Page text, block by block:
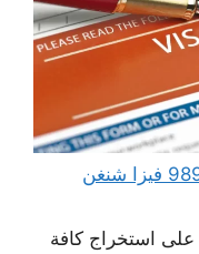
مكتب استخراج فيزا شنغن 98951133 فيزا شنغن
استخراج كافة